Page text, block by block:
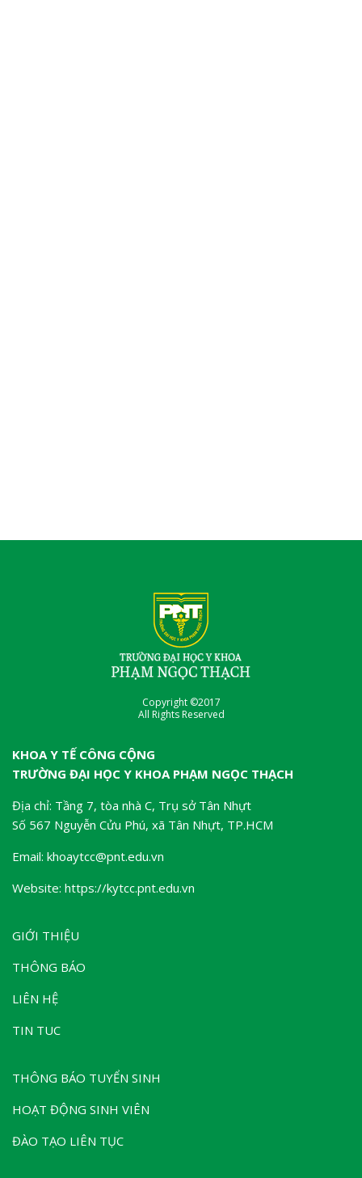
Copyright ©2017
All Rights Reserved
KHOA Y TẾ CÔNG CỘNG
TRƯỜNG ĐẠI HỌC Y KHOA PHẠM NGỌC THẠCH
Địa chỉ: Tầng 7, tòa nhà C, Trụ sở Tân Nhựt
Số 567 Nguyễn Cửu Phú, xã Tân Nhựt, TP.HCM
Email: khoaytcc@pnt.edu.vn
Website: https://kytcc.pnt.edu.vn
GIỚI THIỆU
THÔNG BÁO
LIÊN HỆ
TIN TUC
THÔNG BÁO TUYỂN SINH
HOẠT ĐỘNG SINH VIÊN
ĐÀO TẠO LIÊN TỤC